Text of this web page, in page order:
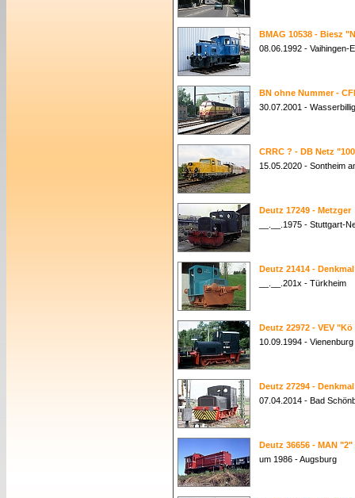
BMAG 10538 - Biesz
08.06.1992 - Vaihingen-
BN ohne Nummer -
30.07.2001 -
CRRC ? - DB Netz
15.05.2020 - Sontheim
Deutz 17249 - Metzger
__.__.1975 - Stuttgart-
Deutz 21414 - Denkmal
__.__.201x - Türkheim
Deutz 22972 - VEV "Kö
10.09.1994 - Vienenburg
Deutz 27294 - Denkmal
07.04.2014 - Bad
Deutz 36656 - MAN "2"
um 1986 - Augsburg